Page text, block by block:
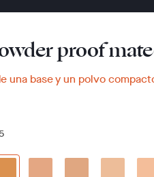
proof
una base y un polvo